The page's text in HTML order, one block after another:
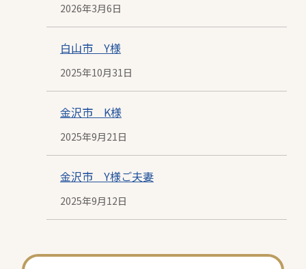
日
投
稿
日
2026年3月6日
白山市 Y様
投
稿
日
2025年10月31日
金沢市 K様
投
稿
日
2025年9月21日
金沢市 Y様ご夫妻
投
2025年9月12日